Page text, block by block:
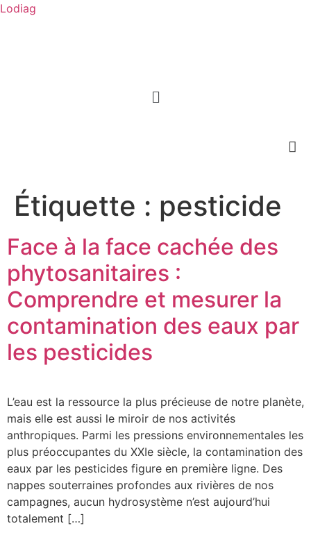
Lodiag
Étiquette : pesticide
Face à la face cachée des
phytosanitaires :
Comprendre et mesurer la
contamination des eaux par
les pesticides
L’eau est la ressource la plus précieuse de notre planète,
mais elle est aussi le miroir de nos activités
anthropiques. Parmi les pressions environnementales les
plus préoccupantes du XXIe siècle, la contamination des
eaux par les pesticides figure en première ligne. Des
nappes souterraines profondes aux rivières de nos
campagnes, aucun hydrosystème n’est aujourd’hui
totalement […]